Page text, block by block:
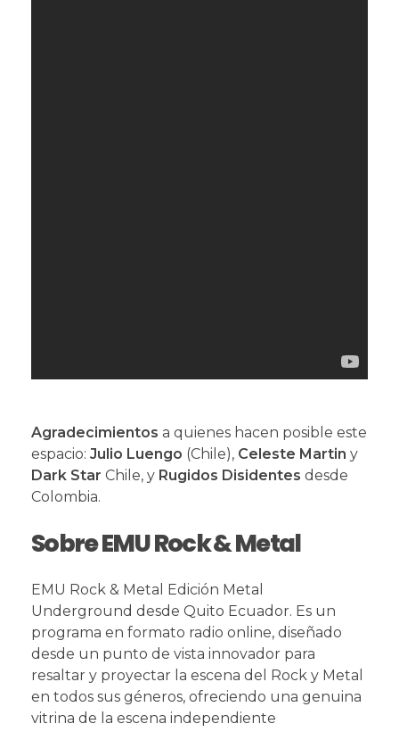
Agradecimientos a quienes hacen posible este
espacio: Julio Luengo (Chile), Celeste Martin y
Dark Star Chile, y Rugidos Disidentes desde
Colombia.
Sobre EMU Rock & Metal
EMU Rock & Metal Edición Metal
Underground desde Quito Ecuador. Es un
programa en formato radio online, diseñado
desde un punto de vista innovador para
resaltar y proyectar la escena del Rock y Metal
en todos sus géneros, ofreciendo una genuina
vitrina de la escena independiente